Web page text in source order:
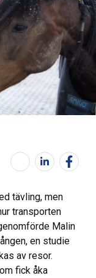
tävling, men
transporten
Malin
en studie
av resor.
fick åka